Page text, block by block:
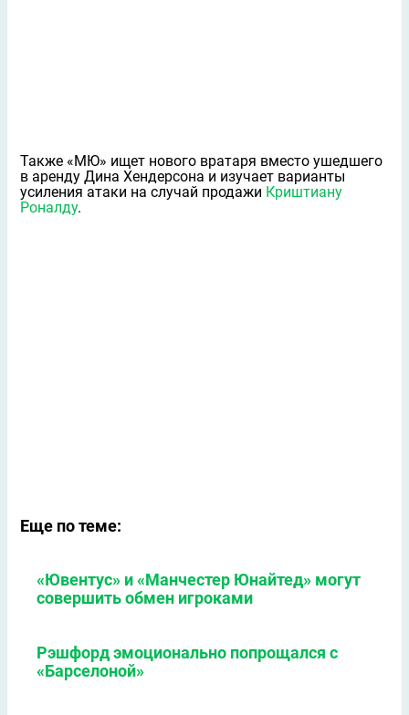
Также «МЮ» ищет нового вратаря вместо ушедшего
в аренду Дина Хендерсона и изучает варианты
усиления атаки на случай продажи Криштиану
Роналду.
Еще по теме:
«Ювентус» и «Манчестер Юнайтед» могут
совершить обмен игроками
Рэшфорд эмоционально попрощался с
«Барселоной»